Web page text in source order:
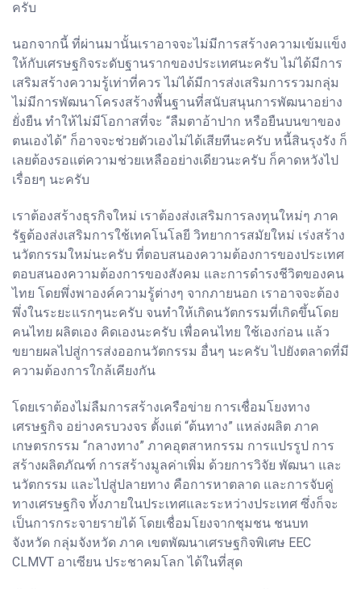
ครับ
นอกจากนี้ ที่ผ่านมานั้นเราอาจจะไม่มีการสร้างความเข้มแข็ง
ให้กับเศรษฐกิจระดับฐานรากของประเทศนะครับ ไม่ได้มีการ
เสริมสร้างความรู้เท่าที่ควร ไม่ได้มีการส่งเสริมการรวมกลุ่ม
ไม่มีการพัฒนาโครงสร้างพื้นฐานที่สนับสนุนการพัฒนาอย่าง
ยั่งยืน ทำให้ไม่มีโอกาสที่จะ “ลืมตาอ้าปาก หรือยืนบนขาของ
ตนเองได้” ก็อาจจะช่วยตัวเองไม่ได้เสียทีนะครับ หนี้สินรุงรัง ก็
เลยต้องรอแต่ความช่วยเหลืออย่างเดียวนะครับ ก็คาดหวังไป
เรื่อยๆ นะครับ
เราต้องสร้างธุรกิจใหม่ เราต้องส่งเสริมการลงทุนใหม่ๆ ภาค
รัฐต้องส่งเสริมการใช้เทคโนโลยี วิทยาการสมัยใหม่ เร่งสร้าง
นวัตกรรมใหม่นะครับ ที่ตอบสนองความต้องการของประเทศ
ตอบสนองความต้องการของสังคม และการดำรงชีวิตของคน
ไทย โดยพึ่งพาองค์ความรู้ต่างๆ จากภายนอก เราอาจจะต้อง
พึ่งในระยะแรกๆนะครับ จนทำให้เกิดนวัตกรรมที่เกิดขึ้นโดย
คนไทย ผลิตเอง คิดเองนะครับ เพื่อคนไทย ใช้เองก่อน แล้ว
ขยายผลไปสู่การส่งออกนวัตกรรม อื่นๆ นะครับ ไปยังตลาดที่มี
ความต้องการใกล้เคียงกัน
โดยเราต้องไม่ลืมการสร้างเครือข่าย การเชื่อมโยงทาง
เศรษฐกิจ อย่างครบวงจร ตั้งแต่ “ต้นทาง” แหล่งผลิต ภาค
เกษตรกรรม “กลางทาง” ภาคอุตสาหกรรม การแปรรูป การ
สร้างผลิตภัณฑ์ การสร้างมูลค่าเพิ่ม ด้วยการวิจัย พัฒนา และ
นวัตกรรม และไปสู่ปลายทาง คือการหาตลาด และการจับคู่
ทางเศรษฐกิจ ทั้งภายในประเทศและระหว่างประเทศ ซึ่งก็จะ
เป็นการกระจายรายได้ โดยเชื่อมโยงจากชุมชน ชนบท
จังหวัด กลุ่มจังหวัด ภาค เขตพัฒนาเศรษฐกิจพิเศษ EEC
CLMVT อาเซียน ประชาคมโลก ได้ในที่สุด